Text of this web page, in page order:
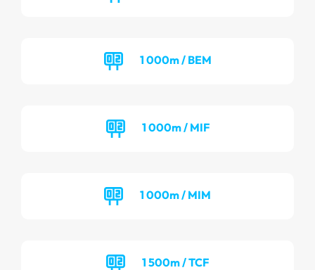
1 000m / BEM
1 000m / MIF
1 000m / MIM
1 500m / TCF